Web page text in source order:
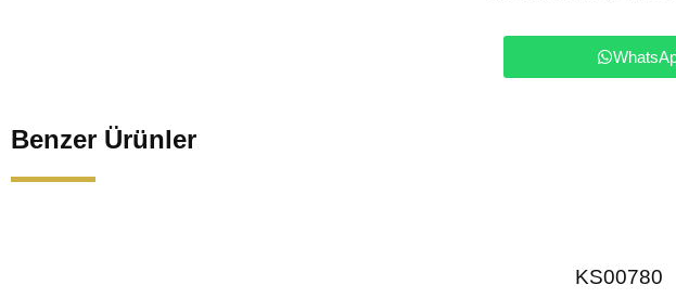
Benzer Ürünler
KS00780